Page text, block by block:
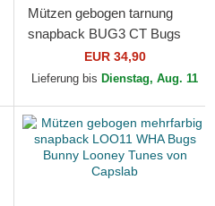
Mützen gebogen tarnung
snapback BUG3 CT Bugs
Bunny Looney Tunes von
Capslab
EUR 34,90
Lieferung bis Dienstag, Aug. 11